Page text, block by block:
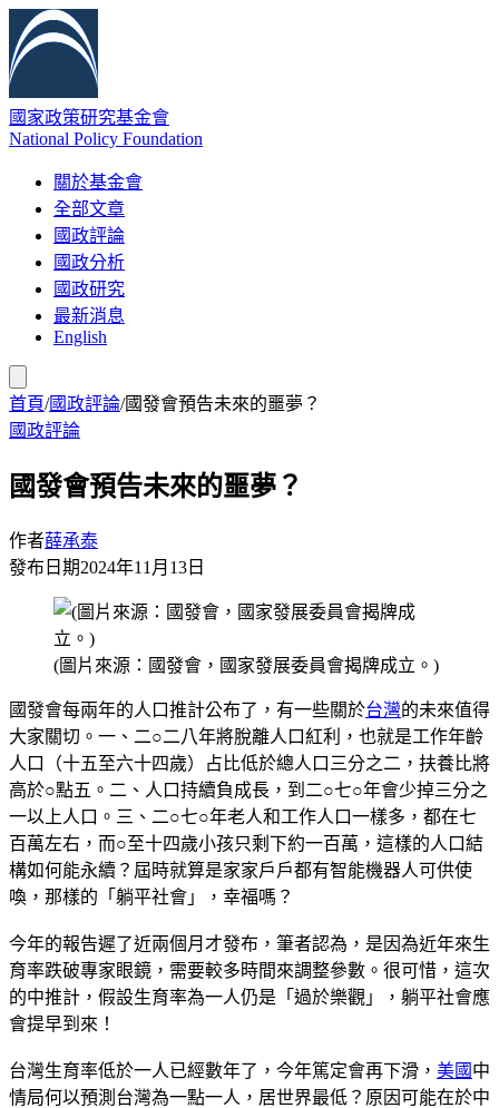
國家政策研究基金會
National Policy Foundation
關於基金會
全部文章
國政評論
國政分析
國政研究
最新消息
English
首頁/國政評論/國發會預告未來的噩夢？
國政評論
國發會預告未來的噩夢？
作者薛承泰
發布日期2024年11月13日
(圖片來源：國發會，國家發展委員會揭牌成立。)
國發會每兩年的人口推計公布了，有一些關於台灣的未來值得
大家關切。一、二○二八年將脫離人口紅利，也就是工作年齡
人口（十五至六十四歲）占比低於總人口三分之二，扶養比將
高於○點五。二、人口持續負成長，到二○七○年會少掉三分之
一以上人口。三、二○七○年老人和工作人口一樣多，都在七
百萬左右，而○至十四歲小孩只剩下約一百萬，這樣的人口結
構如何能永續？屆時就算是家家戶戶都有智能機器人可供使
喚，那樣的「躺平社會」，幸福嗎？
今年的報告遲了近兩個月才發布，筆者認為，是因為近年來生
育率跌破專家眼鏡，需要較多時間來調整參數。很可惜，這次
的中推計，假設生育率為一人仍是「過於樂觀」，躺平社會應
會提早到來！
台灣生育率低於一人已經數年了，今年篤定會再下滑， 美國 中
情局何以預測台灣為一點一人，居世界最低？原因可能在於中